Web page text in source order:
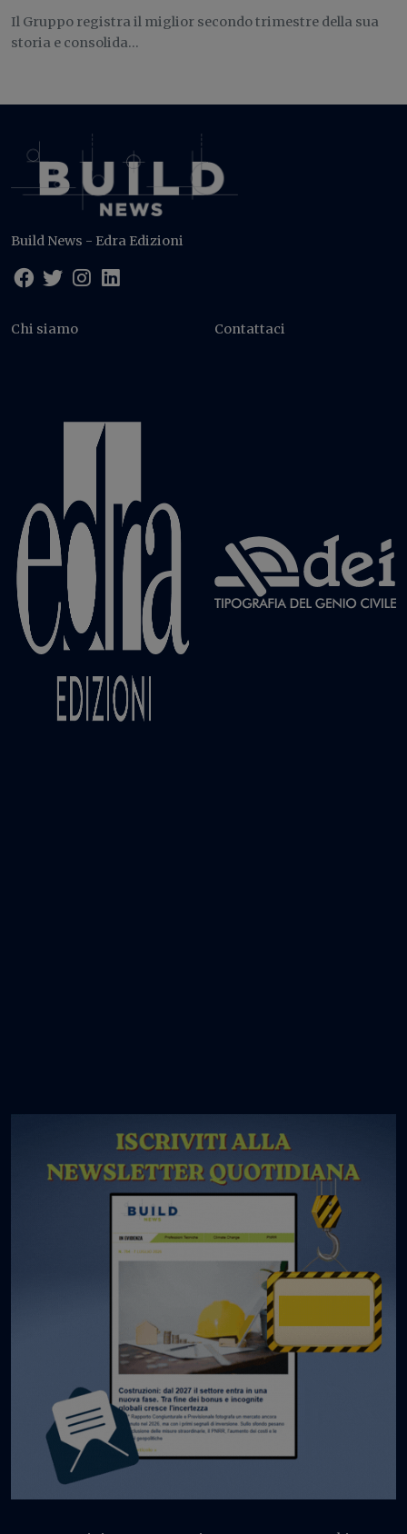
Il Gruppo registra il miglior secondo trimestre della sua
storia e consolida...
Build News - Edra Edizioni
Chi siamo Contattaci